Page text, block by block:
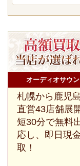
オーディオサウ
札幌から鹿児
直営43店舗展
短30分で無料
応し、即日現
取！